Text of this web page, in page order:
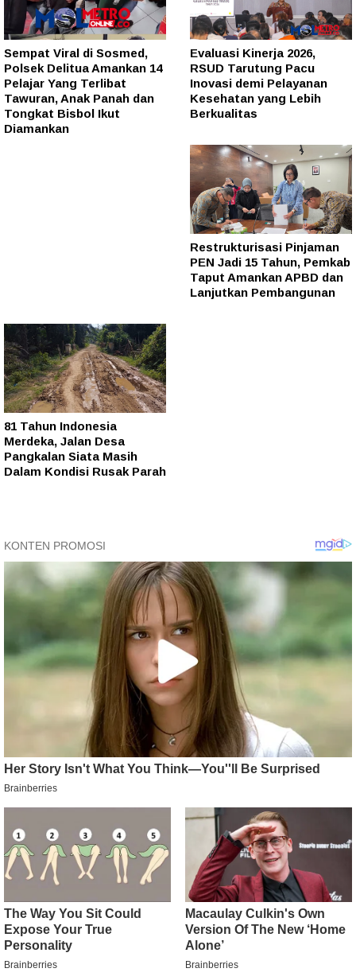
Sempat Viral di Sosmed,
Polsek Delitua Amankan 14
Pelajar Yang Terlibat
Tawuran, Anak Panah dan
Tongkat Bisbol Ikut
Diamankan
Evaluasi Kinerja 2026,
RSUD Tarutung Pacu
Inovasi demi Pelayanan
Kesehatan yang Lebih
Berkualitas
Restrukturisasi Pinjaman
PEN Jadi 15 Tahun, Pemkab
Taput Amankan APBD dan
Lanjutkan Pembangunan
81 Tahun Indonesia
Merdeka, Jalan Desa
Pangkalan Siata Masih
Dalam Kondisi Rusak Parah